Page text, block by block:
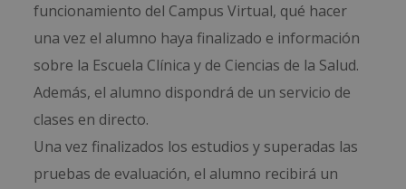
funcionamiento del Campus Virtual, qué hacer
una vez el alumno haya finalizado e información
sobre la Escuela Clínica y de Ciencias de la Salud.
Además, el alumno dispondrá de un servicio de
clases en directo.
Una vez finalizados los estudios y superadas las
pruebas de evaluación, el alumno recibirá un